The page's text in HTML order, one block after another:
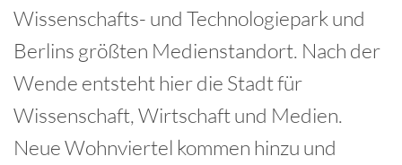
Wissenschafts- und Technologiepark und
Berlins größten Medienstandort. Nach der
Wende entsteht hier die Stadt für
Wissenschaft, Wirtschaft und Medien.
Neue Wohnviertel kommen hinzu und